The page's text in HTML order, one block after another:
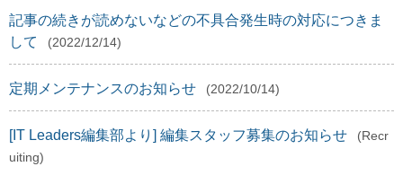
記事の続きが読めないなどの不具合発生時の対応につきま
して
(2022/12/14)
定期メンテナンスのお知らせ (2022/10/14)
[IT Leaders編集部より] 編集スタッフ募集のお知らせ
(Recr
uiting)